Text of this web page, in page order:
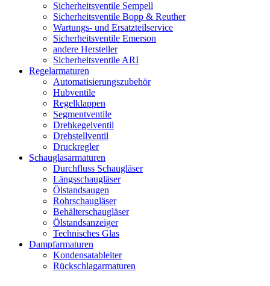
Sicherheitsventile Sempell
Sicherheitsventile Bopp & Reuther
Wartungs- und Ersatzteilservice
Sicherheitsventile Emerson
andere Hersteller
Sicherheitsventile ARI
Regelarmaturen
Automatisierungszubehör
Hubventile
Regelklappen
Segmentventile
Drehkegelventil
Drehstellventil
Druckregler
Schauglas­armaturen
Durchfluss Schaugläser
Längsschaugläser
Ölstandsaugen
Rohrschaugläser
Behälterschaugläser
Ölstandsanzeiger
Technisches Glas
Dampfarmaturen
Kondensatableiter
Rückschlagarmaturen